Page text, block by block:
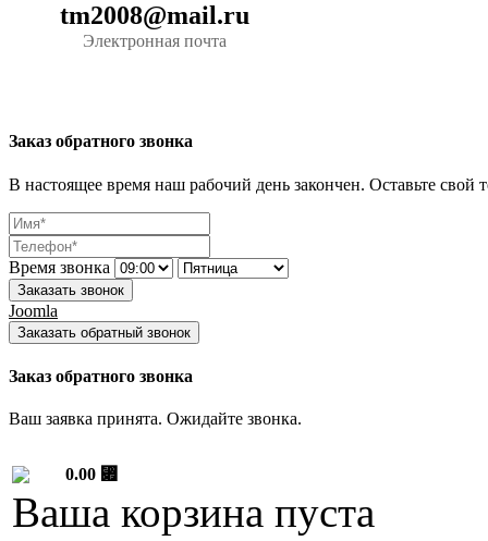
tm2008@mail.ru
Электронная почта
Заказ обратного звонка
В настоящее время наш рабочий день закончен. Оставьте
Время звонка
Заказать звонок
Joomla
Заказать обратный звонок
Заказ обратного звонка
Ваш заявка принята. Ожидайте звонка.
0.00 ⃏
Ваша корзина пуста